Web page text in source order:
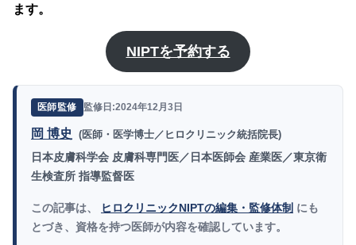
ます。
NIPTを予約する
医師監修 監修日:2024年12月3日
岡 博史 (医師・医学博士／ヒロクリニック統括院長)
日本皮膚科学会 皮膚科専門医／日本医師会 産業医／東京衛
生検査所 指導監督医
この記事は、 ヒロクリニックNIPTの編集・監修体制 にも
とづき、資格を持つ医師が内容を確認しています。